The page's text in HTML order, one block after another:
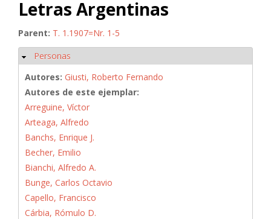
Letras Argentinas
Parent: T. 1.1907=Nr. 1-5
Ocultar
Personas
Autores: Giusti, Roberto Fernando
Autores de este ejemplar:
Arreguine, Víctor
Arteaga, Alfredo
Banchs, Enrique J.
Becher, Emilio
Bianchi, Alfredo A.
Bunge, Carlos Octavio
Capello, Francisco
Cárbia, Rómulo D.